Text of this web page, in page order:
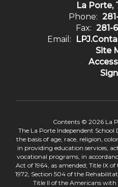
La Porte,
Phone:
Fax: 281-
Email:
Site
Contents © 2026 La
The La Porte Independent
the basis of age, race, religion,
in providing education services,
vocational programs, in
Act of 1964, as amended; Title IX
1972; Section 504 of the
Title II of the Americans with